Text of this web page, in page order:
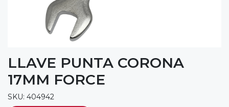
LLAVE PUNTA CORONA
17MM FORCE
SKU: 404942